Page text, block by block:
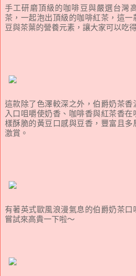
手工研磨頂級的咖啡豆與嚴選台灣
茶，一起泡出頂級的咖啡紅茶，這一
豆與茶葉的營養元素，讓大家可以吃
這款除了色澤較深之外，伯爵奶茶香
入口咀嚼使奶香、咖啡香與紅茶香在
樣酥脆的黃豆口感與豆香，豐富且多
激賞。
有著英式歐風浪漫氣息的伯爵奶茶口
嘗試來高貴一下啦～